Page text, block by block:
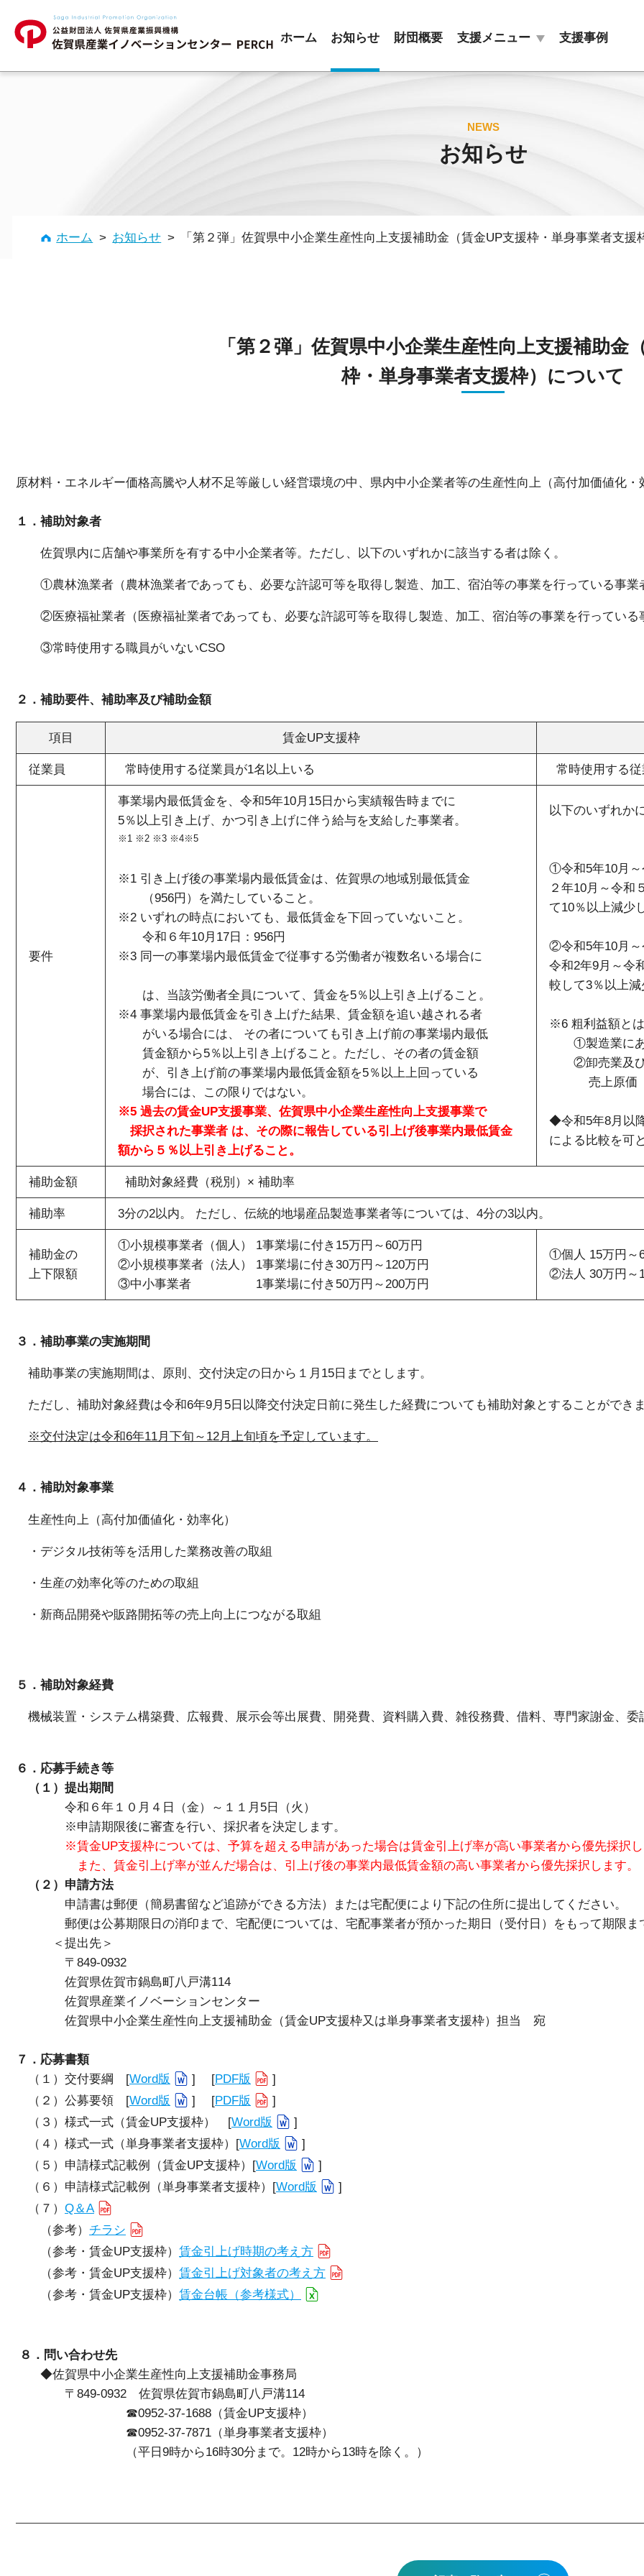
ホーム お知らせ 財団概要 支援メニュー
ＤＸ・
スタートアップ
商標・
特許の活用
支援事例
NEWS
お知らせ
ホーム > お知らせ > 「第２弾」佐賀県中小企業生産性向上支援補助金（賃金UP支援枠・単身事業者支援
「第２弾」佐賀県中小企業生産性向上支援補助金
枠・単身事業者支援枠）について
原材料・エネルギー価格高騰や人材不足等厳しい経営環境の中、県内中小企業者等の生産性向上（高付加価値化
１．補助対象者
佐賀県内に店舗や事業所を有する中小企業者等。ただし、以下のいずれかに該当する者は除く。
①農林漁業者（農林漁業者であっても、必要な許認可等を取得し製造、加工、宿泊等の事業を行っている事業
②医療福祉業者（医療福祉業者であっても、必要な許認可等を取得し製造、加工、宿泊等の事業を行っている
③常時使用する職員がいないCSO
２．補助要件、補助率及び補助金額
項目 賃金UP支援枠
従業員 常時使用する従業員が1名以上いる 常時使用する
要件
事業場内最低賃金を、令和5年10月15日から実績報告時までに
5％以上引き上げ、かつ引き上げに伴う給与を支給した事業者。
※1 ※2 ※3 ※4※5
※1 引き上げ後の事業場内最低賃金は、佐賀県の地域別最低賃金
（956円）を満たしていること。
※2 いずれの時点においても、最低賃金を下回っていないこと。
令和６年10月17日：956円
※3 同一の事業場内最低賃金で従事する労働者が複数名いる場合に
は、当該労働者全員について、賃金を5％以上引き上げること。
※4 事業場内最低賃金を引き上げた結果、賃金額を追い越される者
がいる場合には、 その者についても引き上げ前の事業場内最低
賃金額から5％以上引き上げること。ただし、その者の賃金額
が、引き上げ前の事業場内最低賃金額を5％以上上回っている
場合には、この限りではない。
※5 過去の賃金UP支援事業、佐賀県中小企業生産性向上支援事業で
採択された事業者 は、その際に報告している引上げ後事業内最低賃金
額から５％以上引き上げること。
以下のいずれか
①令和5年10月～
２年10月～令和
て10％以上減少
②令和5年10月～
令和2年9月～令
較して3％以上
※6 粗利益額と
①製造業にあ
②卸売業及び
売上原価
◆令和5年8月以
による比較を可
補助金額 補助対象経費（税別）× 補助率
補助率 3分の2以内。 ただし、伝統的地場産品製造事業者等については、4分の3以内。
補助金の
上下限額
①小規模事業者（個人） 1事業場に付き15万円～60万円
②小規模事業者（法人） 1事業場に付き30万円～120万円
③中小事業者 1事業場に付き50万円～200万円
①個人 15万円～
②法人 30万円～
３．補助事業の実施期間
補助事業の実施期間は、原則、交付決定の日から１月15日までとします。
ただし、補助対象経費は令和6年9月5日以降交付決定日前に発生した経費についても補助対象とすることができ
※交付決定は令和6年11月下旬～12月上旬頃を予定しています。
４．補助対象事業
生産性向上（高付加価値化・効率化）
・デジタル技術等を活用した業務改善の取組
・生産の効率化等のための取組
・新商品開発や販路開拓等の売上向上につながる取組
５．補助対象経費
機械装置・システム構築費、広報費、展示会等出展費、開発費、資料購入費、雑役務費、借料、専門家謝金、
６．応募手続き等
（１）提出期間
令和６年１０月４日（金）～１１月5日（火）
※申請期限後に審査を行い、採択者を決定します。
※賃金UP支援枠については、予算を超える申請があった場合は賃金引上げ率が高い事業者から優先採択
また、賃金引上げ率が並んだ場合は、引上げ後の事業内最低賃金額の高い事業者から優先採択します。
（２）申請方法
申請書は郵便（簡易書留など追跡ができる方法）または宅配便により下記の住所に提出してください。
郵便は公募期限日の消印まで、宅配便については、宅配事業者が預かった期日（受付日）をもって期限ま
＜提出先＞
〒849-0932
佐賀県佐賀市鍋島町八戸溝114
佐賀県産業イノベーションセンター
佐賀県中小企業生産性向上支援補助金（賃金UP支援枠又は単身事業者支援枠）担当 宛
７．応募書類
（１）交付要綱 [Word版 ] [PDF版
]
（２）公募要領 [Word版 ] [PDF版
]
（３）様式一式（賃金UP支援枠） [Word版
]
（４）様式一式（単身事業者支援枠）[Word版
]
（５）申請様式記載例（賃金UP支援枠）[Word版
]
（６）申請様式記載例（単身事業者支援枠）[Word版
]
（７） Q＆A
（参考） チラシ
（参考・賃金UP支援枠） 賃金引上げ時期の考え方
（参考・賃金UP支援枠） 賃金引上げ対象者の考え方
（参考・賃金UP支援枠） 賃金台帳（参考様式）
８．問い合わせ先
◆佐賀県中小企業生産性向上支援補助金事務局
〒849-0932 佐賀県佐賀市鍋島町八戸溝114
☎0952-37-1688（賃金UP支援枠）
☎0952-37-7871（単身事業者支援枠）
（平日9時から16時30分まで。12時から13時を除く。）